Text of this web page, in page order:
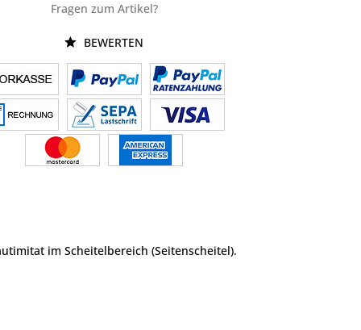
Fragen zum Artikel?
BEWERTEN
im Scheitelbereich (Seitenscheitel).